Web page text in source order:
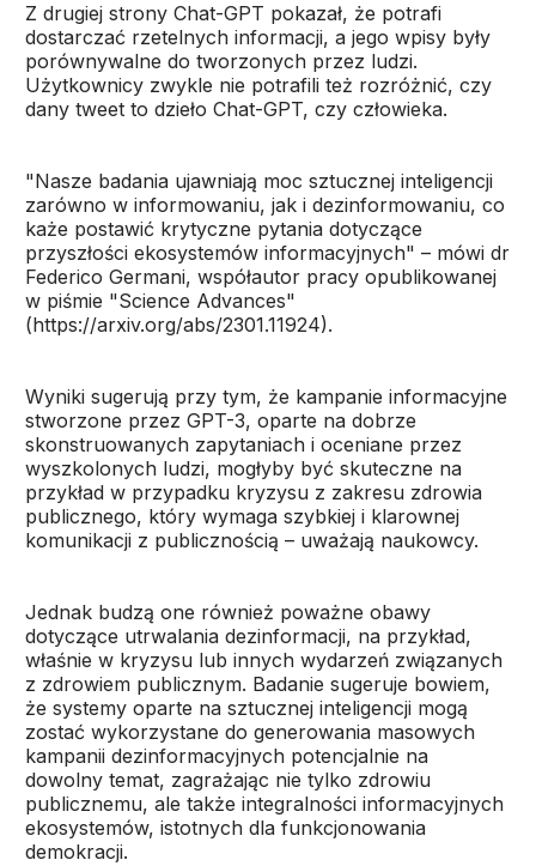
Z drugiej strony Chat-GPT pokazał, że potrafi
dostarczać rzetelnych informacji, a jego wpisy były
porównywalne do tworzonych przez ludzi.
Użytkownicy zwykle nie potrafili też rozróżnić, czy
dany tweet to dzieło Chat-GPT, czy człowieka.
"Nasze badania ujawniają moc sztucznej inteligencji
zarówno w informowaniu, jak i dezinformowaniu, co
każe postawić krytyczne pytania dotyczące
przyszłości ekosystemów informacyjnych" – mówi dr
Federico Germani, współautor pracy opublikowanej
w piśmie "Science Advances"
(https://arxiv.org/abs/2301.11924).
Wyniki sugerują przy tym, że kampanie informacyjne
stworzone przez GPT-3, oparte na dobrze
skonstruowanych zapytaniach i oceniane przez
wyszkolonych ludzi, mogłyby być skuteczne na
przykład w przypadku kryzysu z zakresu zdrowia
publicznego, który wymaga szybkiej i klarownej
komunikacji z publicznością – uważają naukowcy.
Jednak budzą one również poważne obawy
dotyczące utrwalania dezinformacji, na przykład,
właśnie w kryzysu lub innych wydarzeń związanych
z zdrowiem publicznym. Badanie sugeruje bowiem,
że systemy oparte na sztucznej inteligencji mogą
zostać wykorzystane do generowania masowych
kampanii dezinformacyjnych potencjalnie na
dowolny temat, zagrażając nie tylko zdrowiu
publicznemu, ale także integralności informacyjnych
ekosystemów, istotnych dla funkcjonowania
demokracji.